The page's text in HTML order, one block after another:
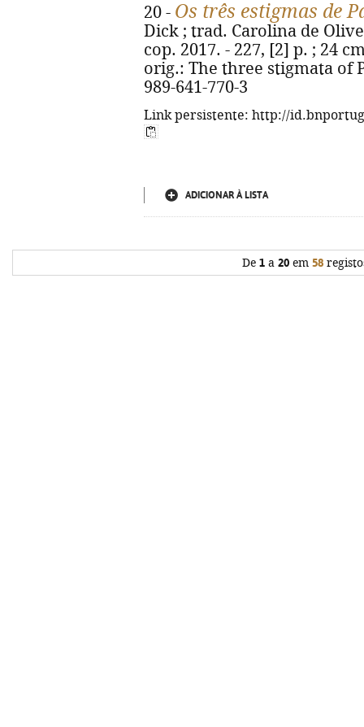
20 - Os três estigmas de
Dick ; trad. Carolina de
cop. 2017. - 227, [2] p. ; 24
orig.: The three stigmata of
989-641-770-3
Link persistente: http://
ADICIONAR À LISTA
De 1a 20em 58